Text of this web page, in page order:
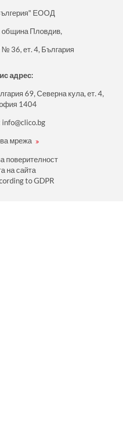
ЕООД
община Пловдив,
36, ет. 4, България
адрес:
69, Северна кула, ет. 4,
1404
info@clico.bg
мрежа
поверителност
на сайта
to GDPR